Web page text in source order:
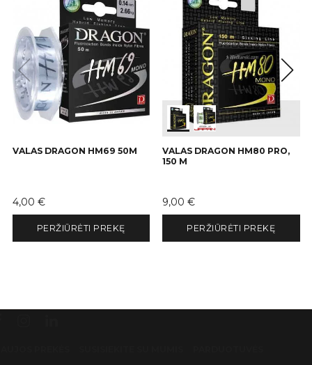
VALAS DRAGON HM69 50M
Kaina
4,00 €
PERŽIŪRĖTI PREKĘ
VALAS DRAGON HM80 PRO,
150 M
Kaina
9,00 €
PERŽIŪRĖTI PREKĘ